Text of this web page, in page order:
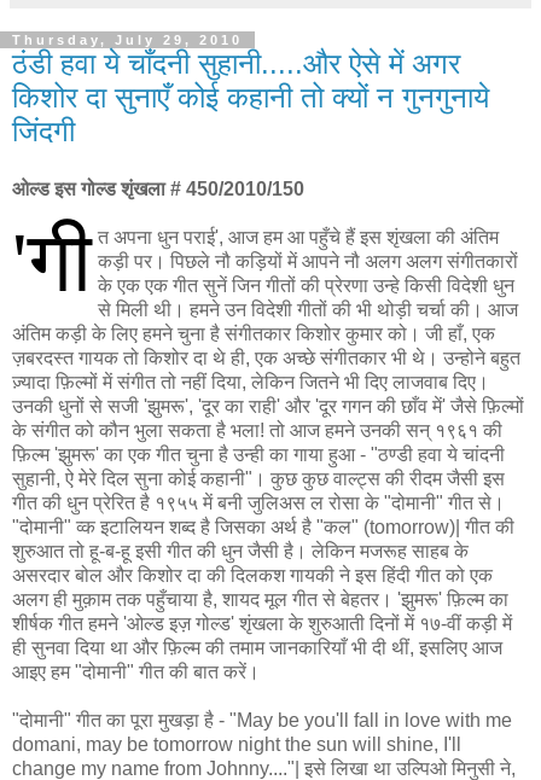
Thursday, July 29, 2010
ठंडी हवा ये चाँदनी सुहानी.....और ऐसे में अगर
किशोर दा सुनाएँ कोई कहानी तो क्यों न गुनगुनाये
जिंदगी
ओल्ड इस गोल्ड शृंखला # 450/2010/150
'गी त अपना धुन पराई', आज हम आ पहुँचे हैं इस शृंखला की अंतिम
कड़ी पर। पिछले नौ कड़ियों में आपने नौ अलग अलग संगीतकारों
के एक एक गीत सुनें जिन गीतों की प्रेरणा उन्हे किसी विदेशी धुन
से मिली थी। हमने उन विदेशी गीतों की भी थोड़ी चर्चा की। आज
अंतिम कड़ी के लिए हमने चुना है संगीतकार किशोर कुमार को। जी हाँ, एक
ज़बरदस्त गायक तो किशोर दा थे ही, एक अच्छे संगीतकार भी थे। उन्होने बहुत
ज़्यादा फ़िल्मों में संगीत तो नहीं दिया, लेकिन जितने भी दिए लाजवाब दिए।
उनकी धुनों से सजी 'झुमरू', 'दूर का राही' और 'दूर गगन की छाँव में' जैसे फ़िल्मों
के संगीत को कौन भुला सकता है भला! तो आज हमने उनकी सन् १९६१ की
फ़िल्म 'झुमरू' का एक गीत चुना है उन्ही का गाया हुआ - "ठण्डी हवा ये चांदनी
सुहानी, ऐ मेरे दिल सुना कोई कहानी"। कुछ कुछ वाल्ट्स की रीदम जैसी इस
गीत की धुन प्रेरित है १९५५ में बनी जुलिअस ल रोसा के "दोमानी" गीत से।
"दोमानी" व्क इटालियन शब्द है जिसका अर्थ है "कल" (tomorrow)| गीत की
शुरुआत तो हू-ब-हू इसी गीत की धुन जैसी है। लेकिन मजरूह साहब के
असरदार बोल और किशोर दा की दिलकश गायकी ने इस हिंदी गीत को एक
अलग ही मुक़ाम तक पहुँचाया है, शायद मूल गीत से बेहतर। 'झुमरू' फ़िल्म का
शीर्षक गीत हमने 'ओल्ड इज़ गोल्ड' शृंखला के शुरुआती दिनों में १७-वीं कड़ी में
ही सुनवा दिया था और फ़िल्म की तमाम जानकारियाँ भी दी थीं, इसलिए आज
आइए हम "दोमानी" गीत की बात करें।
"दोमानी" गीत का पूरा मुखड़ा है - "May be you'll fall in love with me
domani, may be tomorrow night the sun will shine, I'll
change my name from Johnny...."| इसे लिखा था उल्पिओ मिनुसी ने,